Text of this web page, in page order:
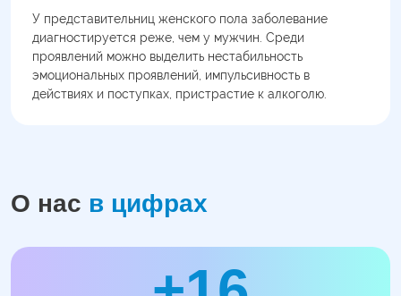
У представительниц женского пола заболевание
диагностируется реже, чем у мужчин. Среди
проявлений можно выделить нестабильность
эмоциональных проявлений, импульсивность в
действиях и поступках, пристрастие к алкоголю.
О нас в цифрах